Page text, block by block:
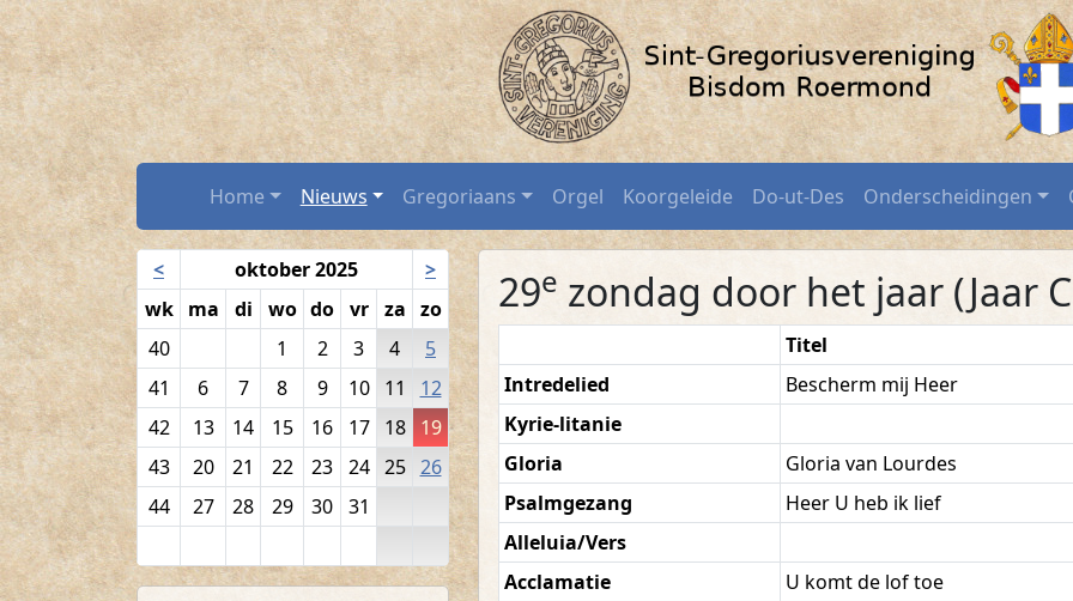
Spring naar hoofdtekst
Volkszang - 19 oktober 2025 / SGV-
Home
Home Nieuws Gregoriaans Orgel Koorgeleide Do-ut-Des Onderscheidingen
Navigatiekalender
< oktober 2025
>
wk
ma di wo do vr za zo
40
1 2 3 4
5
41
6 7 8 9 10 11
12
42
13 14 15 16 17 18 19
43
20 21 22 23 24 25 26
44
27 28 29 30 31
29e zondag door het jaar (Jaar
Titel
Intredelied
Bescherm mij Heer
Kyrie-litanie
Gloria
Gloria van Lourdes
Psalmgezang
Heer U heb ik lief
Alleluia/Vers
Acclamatie
U komt de lof toe